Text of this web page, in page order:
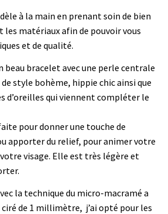
à la main en prenant soin de bien
les matériaux afin de pouvoir vous
et de qualité.
beau bracelet avec une perle centrale
style bohème, hippie chic ainsi que
d’oreilles qui viennent compléter le
pour donner une touche de
apporter du relief, pour animer votre
visage. Elle est très légère et
la technique du micro-macramé a
de 1 millimètre, j’ai opté pour les